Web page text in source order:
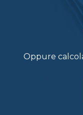
Oppure